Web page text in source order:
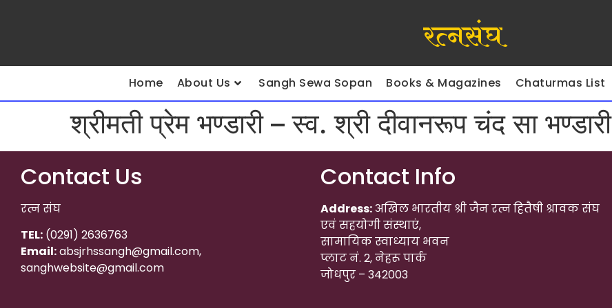
रत्नसंघ
Home About Us Sangh Sewa Sopan Books & Magazines Chaturmas List
श्रीमती प्रेम भण्डारी – स्व. श्री दीवानरूप चंद सा भण्डारी
Contact Us
रत्न संघ
TEL: (0291) 2636763
Email:absjrhssangh@gmail.com,
sanghwebsite@gmail.com
Contact Info
Address:अखिल भारतीय श्री जैन रत्न हितैषी श्रावक संघ
एवं सहयोगी संस्थाएं,
सामायिक स्वाध्याय भवन
प्लाट नं. 2, नेहरू पार्क
जोधपुर – 342003